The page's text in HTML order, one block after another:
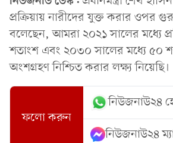
প্রক্রিয়ায় নারীদের যুক্ত করার ওপর
বলেছেন, আমরা ২০২১ সালের মধ্যে
শতাংশ এবং ২০৩০ সালের মধ্যে ৫০
অংশগ্রহণ নিশ্চিত করার লক্ষ্য নিয়েছি।
ফলো করুন
নিউজনাউ২৪
নিউজনাউ২৪